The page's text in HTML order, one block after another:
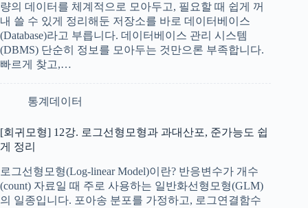
량의 데이터를 체계적으로 모아두고, 필요할 때 쉽게 꺼
내 쓸 수 있게 정리해둔 저장소를 바로 데이터베이스
(Database)라고 부릅니다. 데이터베이스 관리 시스템
(DBMS) 단순히 정보를 모아두는 것만으론 부족합니다.
빠르게 찾고,…
통계데이터
[회귀모형] 12강. 로그선형모형과 과대산포, 준가능도 쉽
게 정리
로그선형모형(Log-linear Model)이란? 반응변수가 개수
(count) 자료일 때 주로 사용하는 일반화선형모형(GLM)
의 일종입니다. 포아송 분포를 가정하고, 로그연결함수